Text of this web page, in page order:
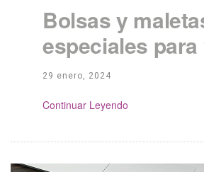
Bolsas y
especiales
29 enero, 2024
Continue Reading